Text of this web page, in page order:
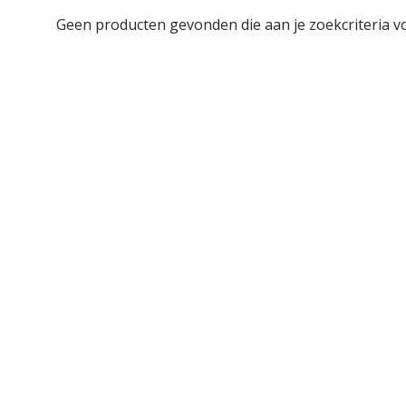
Geen producten gevonden die aan je zoekcriteria